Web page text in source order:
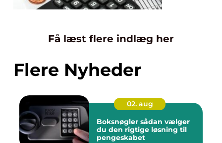
Få læst flere indlæg her
Flere Nyheder
02. aug
Boksnøgler sådan vælger
du den rigtige løsning til
pengeskabet